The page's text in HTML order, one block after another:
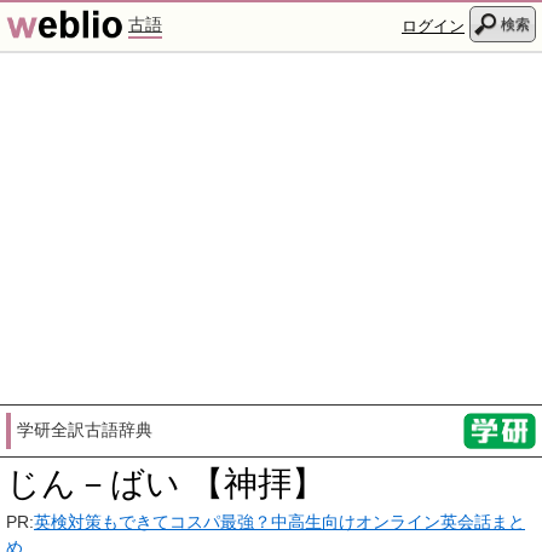
古語 ログイン 検索
学研全訳古語辞典
じん－ばい 【神拝】
PR:英検対策もできてコスパ最強？中高生向けオンライン英会話まと
め